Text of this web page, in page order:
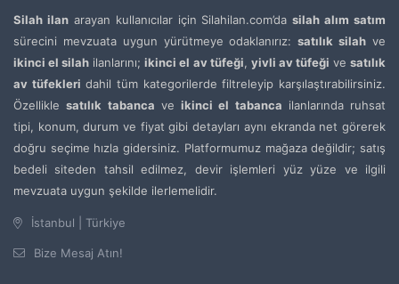
Silah ilanarayan kullanıcılar için Silahilan.com’dasilah alım satım
sürecini mevzuata uygun yürütmeye odaklanırız:satılık silah ve
ikinci el silah ilanlarını;ikinci el av tüfeği, yivli av tüfeği vesatılık
av tüfekleri dahil tüm kategorilerde filtreleyip karşılaştırabilirsiniz.
Özelliklesatılık tabanca ve ikinci el tabanca ilanlarında ruhsat
tipi, konum, durum ve fiyat gibi detayları aynı ekranda net görerek
doğru seçime hızla gidersiniz. Platformumuz mağaza değildir; satış
bedeli siteden tahsil edilmez, devir işlemleri yüz yüze ve ilgili
mevzuata uygun şekilde ilerlemelidir.
İstanbul | Türkiye
Bize Mesaj Atın!